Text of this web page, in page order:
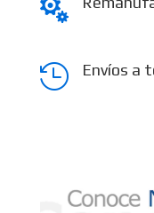

 Envíos a